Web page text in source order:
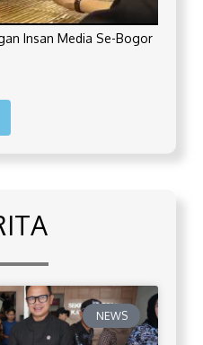
Insan Media Se-Bogor
NEWS